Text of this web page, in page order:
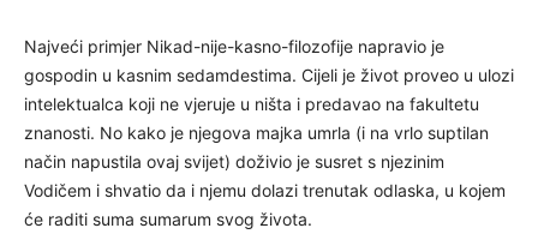
Najveći primjer Nikad-nije-kasno-filozofije napravio je
gospodin u kasnim sedamdestima. Cijeli je život proveo u ulozi
intelektualca koji ne vjeruje u ništa i predavao na fakultetu
znanosti. No kako je njegova majka umrla (i na vrlo suptilan
način napustila ovaj svijet) doživio je susret s njezinim
Vodičem i shvatio da i njemu dolazi trenutak odlaska, u kojem
će raditi suma sumarum svog života.